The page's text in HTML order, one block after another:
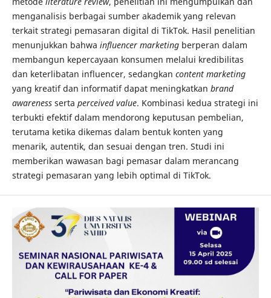
menganalisis berbagai sumber akademik yang relevan
terkait strategi pemasaran digital di TikTok. Hasil penelitian
menunjukkan bahwa influencer marketingberperan dalam
membangun kepercayaan konsumen melalui kredibilitas
dan keterlibatan influencer, sedangkan content marketing
yang kreatif dan informatif dapat meningkatkan brand
awarenessserta perceived value. Kombinasi kedua strategi ini
terbukti efektif dalam mendorong keputusan pembelian,
terutama ketika dikemas dalam bentuk konten yang
menarik, autentik, dan sesuai dengan tren. Studi ini
memberikan wawasan bagi pemasar dalam merancang
strategi pemasaran yang lebih optimal di TikTok.